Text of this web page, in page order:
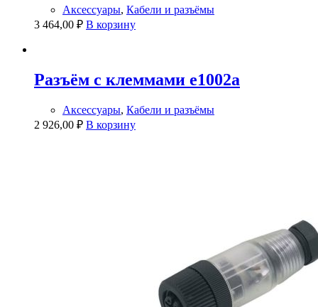
Аксессуары, Кабели и разъёмы
3 464,00 ₽ В корзину
Разъём с клеммами e1002a
Аксессуары, Кабели и разъёмы
2 926,00 ₽ В корзину